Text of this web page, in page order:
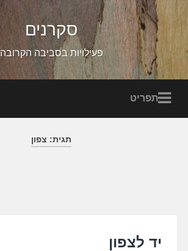
לתוכן
חיפוש
סקרנים
פעילויות בסביבה הקרובה
תפריט
תגית: צפון
יד לצפון